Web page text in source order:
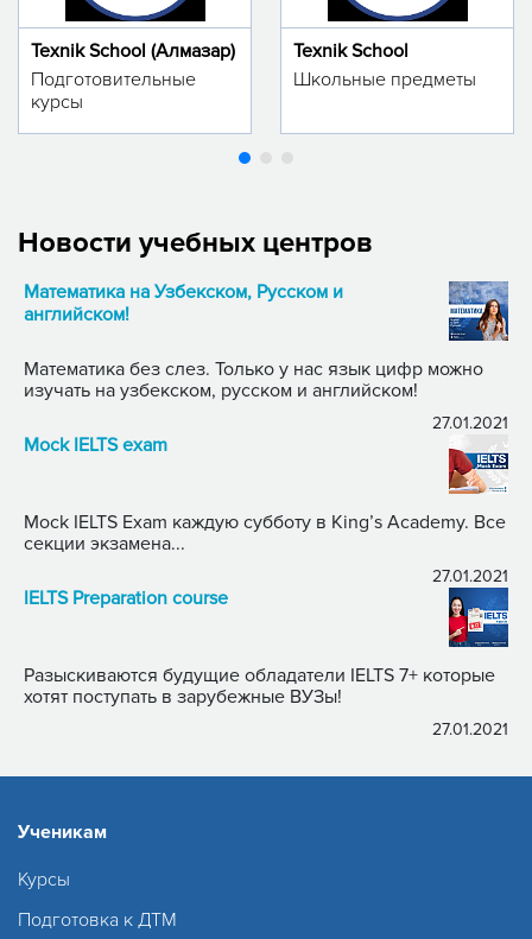
Texnik School (Алмазар)
Подготовительные
курсы
Texnik School
Школьные предметы
Новости учебных центров
Математика на Узбекском, Русском и
английском!
Математика без слез. Только у нас язык цифр можно
изучать на узбекском, русском и английском!
27.01.2021
Mock IELTS exam
Mock IELTS Exam каждую субботу в King’s Academy. Все
секции экзамена...
27.01.2021
IELTS Preparation course
Разыскиваются будущие обладатели IELTS 7+ которые
хотят поступать в зарубежные ВУЗы!
27.01.2021
Ученикам
Курсы
Подготовка к ДТМ